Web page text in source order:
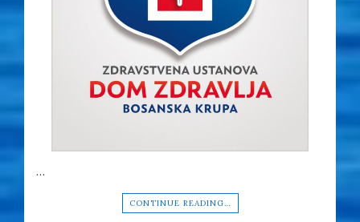
…
CONTINUE READING…